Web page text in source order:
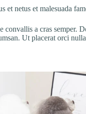
netus et malesuada
a cras
Ut placerat orci